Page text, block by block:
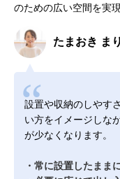
のための広い空間を実現
たまおき ま
設置や収納のしやす
い方をイメージしな
が少なくなります。
・常に設置したまま